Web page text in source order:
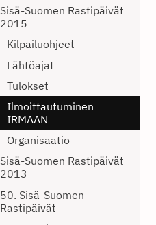
Sisä-Suomen Rastipäivät
2015
Kilpailuohjeet
Lähtöajat
Tulokset
Ilmoittautuminen
IRMAAN
Organisaatio
Sisä-Suomen Rastipäivät
2013
50. Sisä-Suomen
Rastipäivät